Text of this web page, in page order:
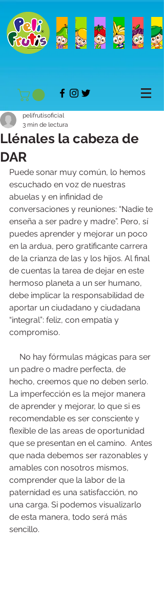
Llénales la cabeza de
DAR
pelifrutisoficial
3 min de lectura
Puede sonar muy común, lo hemos
escuchado en voz de nuestras
abuelas y en infinidad de
conversaciones y reuniones: “Nadie te
enseña a ser padre y madre”. Pero, sí
puedes aprender y mejorar un poco
en la ardua, pero gratificante carrera
de la crianza de las y los hijos. Al final
de cuentas la tarea de dejar en este
hermoso planeta a un ser humano,
debe implicar la responsabilidad de
aportar un ciudadano y ciudadana
“integral”: feliz, con empatía y
compromiso.
un padre o madre perfecta, de
hecho, creemos que no deben serlo.
La imperfección es la mejor manera
de aprender y mejorar, lo que si es
recomendable es ser consciente y
flexible de las areas de oportunidad
que se presentan en el camino.  Antes
que nada debemos ser razonables y
amables con nosotros mismos,
comprender que la labor de la
paternidad es una satisfacción, no
una carga. Si podemos visualizarlo
de esta manera, todo será más
sencillo.